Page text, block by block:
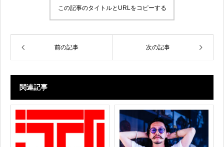
この記事のタイトルとURLをコピーする
前の記事 次の記事
関連記事